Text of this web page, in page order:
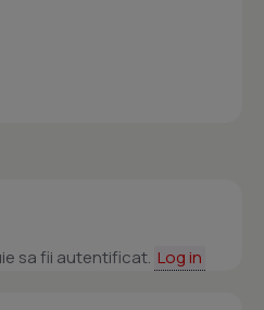
sa fii autentificat. Log in